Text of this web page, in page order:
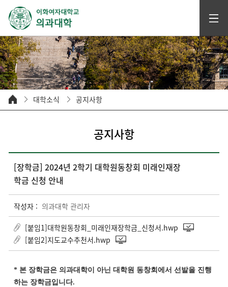
대학소식 공지사항
공지사항
[장학금] 2024년 2학기 대학원동창회 미래인재장
학금 신청 안내
작성자 : 의과대학 관리자
[붙임1]대학원동창회_미래인재장학금_신청서.hwp
[붙임2]지도교수추천서.hwp
* 본 장학금은 의과대학이 아닌 대학원 동창회에서 선발을 진행
하는 장학금입니다.